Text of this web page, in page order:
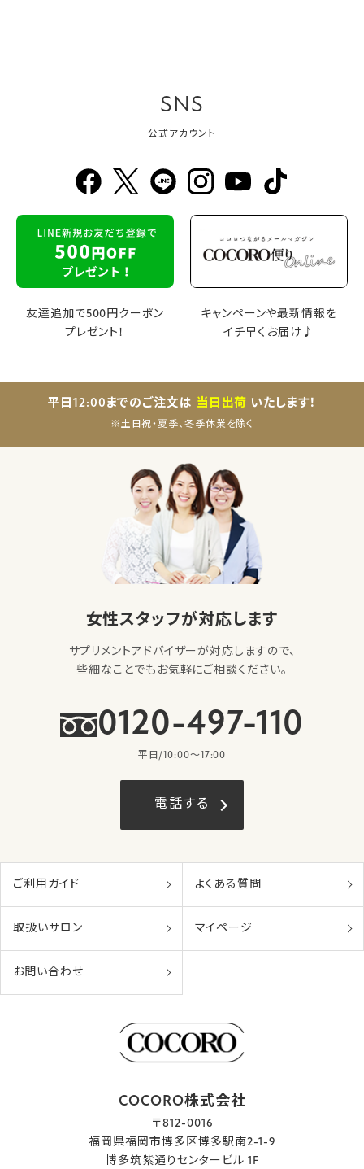
SNS
公式アカウント
友達追加で500円クーポン
プレゼント！
キャンペーンや最新情報を
イチ早くお届け♪
平日12:00までのご注文は 当日出荷 いたします！
※土日祝・夏季、冬季休業を除く
女性スタッフが対応します
サプリメントアドバイザーが対応しますので、
些細なことでもお気軽にご相談ください。
0120-497-110
平日/10:00〜17:00
電話する
ご利用ガイド よくある質問
取扱いサロン マイページ
お問い合わせ
COCORO株式会社
〒812-0016
福岡県福岡市博多区博多駅南2-1-9
博多筑紫通りセンタービル 1F